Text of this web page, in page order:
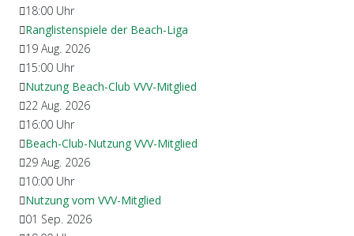
18:00 Uhr
Ranglistenspiele der Beach-Liga
19 Aug. 2026
15:00 Uhr
Nutzung Beach-Club VVV-Mitglied
22 Aug. 2026
16:00 Uhr
Beach-Club-Nutzung VVV-Mitglied
29 Aug. 2026
10:00 Uhr
Nutzung vom VVV-Mitglied
01 Sep. 2026